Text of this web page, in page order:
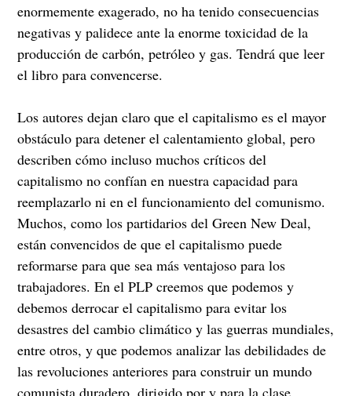
enormemente exagerado, no ha tenido consecuencias
negativas y palidece ante la enorme toxicidad de la
producción de carbón, petróleo y gas. Tendrá que leer
el libro para convencerse.
Los autores dejan claro que el capitalismo es el mayor
obstáculo para detener el calentamiento global, pero
describen cómo incluso muchos críticos del
capitalismo no confían en nuestra capacidad para
reemplazarlo ni en el funcionamiento del comunismo.
Muchos, como los partidarios del Green New Deal,
están convencidos de que el capitalismo puede
reformarse para que sea más ventajoso para los
trabajadores. En el PLP creemos que podemos y
debemos derrocar el capitalismo para evitar los
desastres del cambio climático y las guerras mundiales,
entre otros, y que podemos analizar las debilidades de
las revoluciones anteriores para construir un mundo
comunista duradero, dirigido por y para la clase